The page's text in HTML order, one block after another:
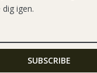
igen.